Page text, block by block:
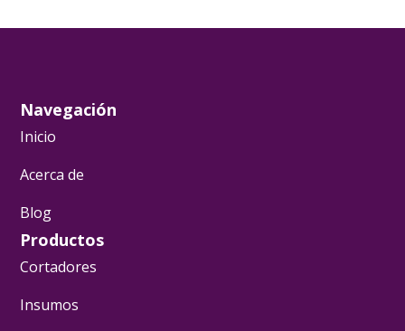
Navegación
Inicio
Acerca de
Blog
Productos
Cortadores
Insumos